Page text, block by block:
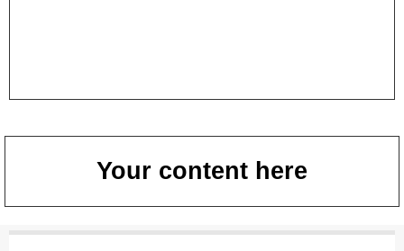
Your content here